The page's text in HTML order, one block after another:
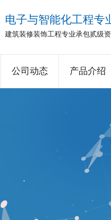
电子与智能化工程专
建筑装修装饰工程专业承包贰级
公司动态 产品介绍